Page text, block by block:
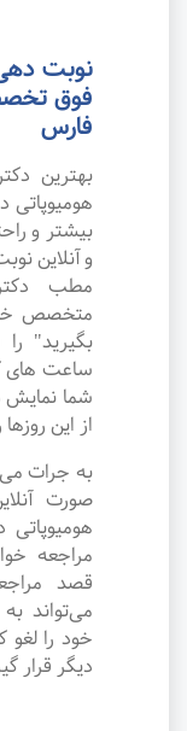
نوبت
فوق
فارس
بهترین
بیشتر و
و آنلاین
مطب
متخصص
بگیرید"
ساعت های
شما نمایش
از این
صورت
مراجعه
قصد
می‌تواند
خود را لغو
دیگر قرار